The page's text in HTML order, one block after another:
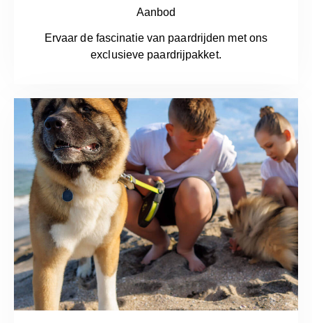
Aanbod
Ervaar de fascinatie van paardrijden met ons
exclusieve paardrijpakket.